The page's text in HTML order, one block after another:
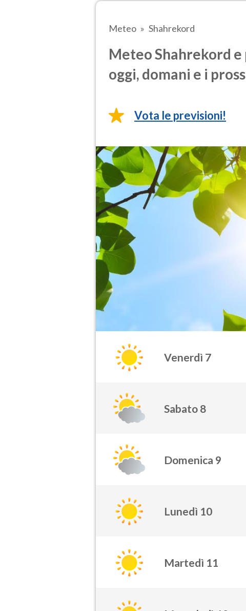
Meteo Shahrekord
Meteo Shahrekord
oggi, domani e i
Vota le previsioni!
Venerdì 7
Sabato 8
Domenica 9
Lunedì 10
Martedì 11